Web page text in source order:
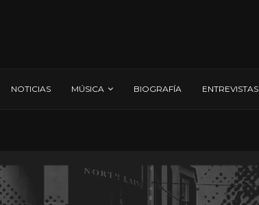
NOTICIAS MÚSICA BIOGRAFÍA ENTREVISTAS